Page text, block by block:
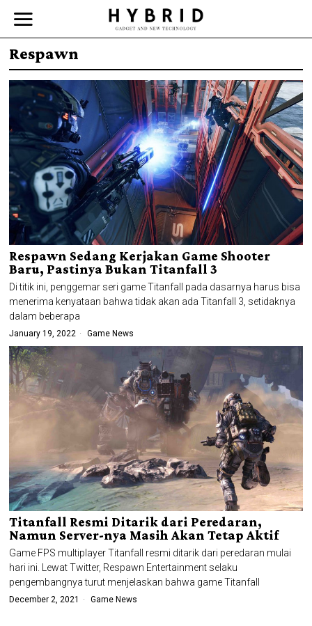
Respawn
Respawn Sedang Kerjakan Game Shooter
Baru, Pastinya Bukan Titanfall 3
Di titik ini, penggemar seri game Titanfall pada dasarnya harus bisa
menerima kenyataan bahwa tidak akan ada Titanfall 3, setidaknya
dalam beberapa
January 19, 2022 Game News
Titanfall Resmi Ditarik dari Peredaran,
Namun Server-nya Masih Akan Tetap Aktif
Game FPS multiplayer Titanfall resmi ditarik dari peredaran mulai
hari ini. Lewat Twitter, Respawn Entertainment selaku
pengembangnya turut menjelaskan bahwa game Titanfall
December 2, 2021 Game News